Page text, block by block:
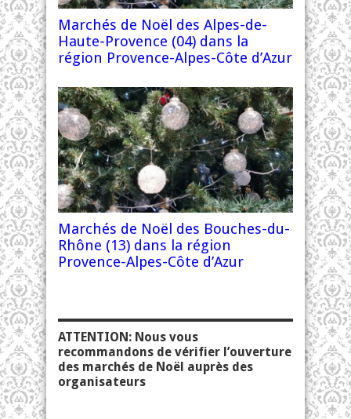
Marchés de Noël des Alpes-de-
Haute-Provence (04) dans la
région Provence-Alpes-Côte d’Azur
Marchés de Noël des Bouches-du-
Rhône (13) dans la région
Provence-Alpes-Côte d’Azur
ATTENTION: Nous vous
recommandons de vérifier l’ouverture
des marchés de Noël auprès des
organisateurs